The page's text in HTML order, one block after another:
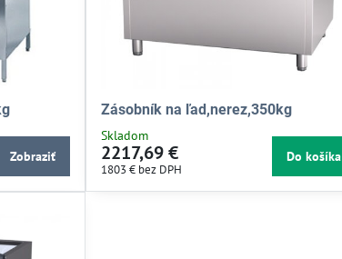
Zobraziť
Zásobník na ľad,nerez,350kg
Skladom
2217,69 €
1803 € bez DPH
Do košíka